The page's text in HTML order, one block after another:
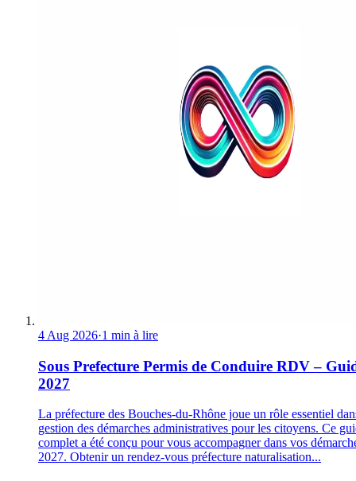
4 Aug 2026·1 min à lire
Sous Prefecture Permis de Conduire RDV –
2027
La préfecture des Bouches-du-Rhône joue un rôle essentiel
gestion des démarches administratives pour les citoyens. Ce
complet a été conçu pour vous accompagner dans vos
2027. Obtenir un rendez-vous préfecture naturalisation...